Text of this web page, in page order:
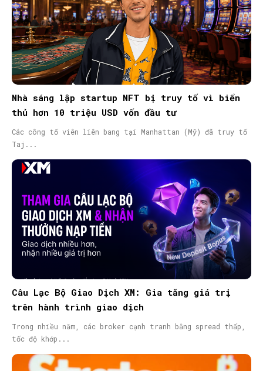
Nhà sáng lập startup NFT bị truy tố vì biển
thủ hơn 10 triệu USD vốn đầu tư
Các công tố viên liên bang tại Manhattan (Mỹ) đã truy tố
Taj...
Câu Lạc Bộ Giao Dịch XM: Gia tăng giá trị
trên hành trình giao dịch
Trong nhiều năm, các broker cạnh tranh bằng spread thấp,
tốc độ khớp...